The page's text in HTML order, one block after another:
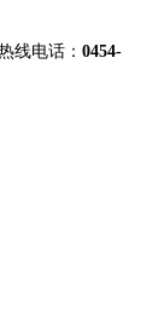
线电话： 0454-